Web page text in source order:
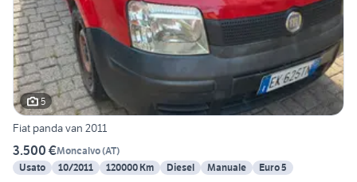
5
Fiat panda van 2011
3.500 €Moncalvo(AT)
Usato
10/2011 120000 Km Diesel Manuale Euro 5